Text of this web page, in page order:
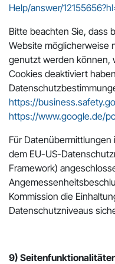
Help/answer/
Bitte beachten Sie, dass
Website möglicherweise
genutzt werden können,
Cookies deaktiviert
https://
https://www.google.de/
Für Datenübermittlungen
dem EU-US-
Framework)
Kommission die
Datenschutzniveaus
9)